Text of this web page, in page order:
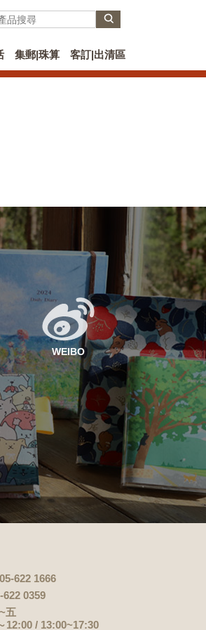
集郵|珠算 客訂|出清區
WEIBO
622 1666
0359
五
12:00 / 13:00~17:30